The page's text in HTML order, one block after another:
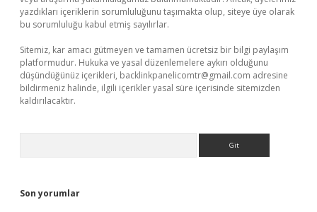
yazdıkları içeriklerin sorumluluğunu taşımakta olup, siteye üye olarak
bu sorumluluğu kabul etmiş sayılırlar.
Sitemiz, kar amacı gütmeyen ve tamamen ücretsiz bir bilgi paylaşım
platformudur. Hukuka ve yasal düzenlemelere aykırı olduğunu
düşündüğünüz içerikleri, backlinkpanelicomtr@gmail.com adresine
bildirmeniz halinde, ilgili içerikler yasal süre içerisinde sitemizden
kaldırılacaktır.
Son yorumlar